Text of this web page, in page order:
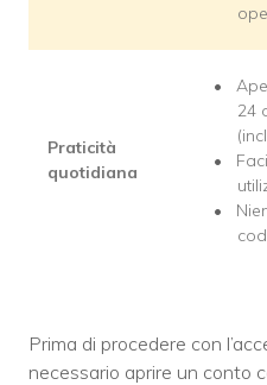
Praticità
quotidiana
24
Prima di procedere con
necessario aprire un conto